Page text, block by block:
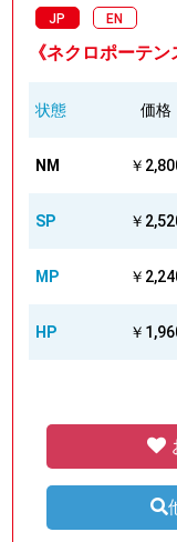
JP EN
《ネクロポーテ
状態 価格
NM ￥
SP ￥
MP ￥
HP ￥